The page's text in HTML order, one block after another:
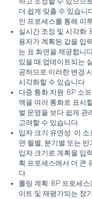
더 쉽게 맞출 수 있습니
인 프로세스를 통해 이
실시간 조정 및 시각화:
용자가 계획된 값을 입
는 표 화면을 제공합니
있을 때 업데이트되는
공하므로 이러한 변경
시각화할 수 있습니다.
다중 통화 지원: BP 소
액을 여러 통화로 표시
벌 운영을 보다 쉽게 관
고려할 수 있습니다.
입자 크기 유연성: 이
면 월별, 분기별 또는
입자 크기로 계획을 입
획 프로세스에서 더 큰
다.
롤링 계획: BP 프로세
이트 및 재평가되는 장